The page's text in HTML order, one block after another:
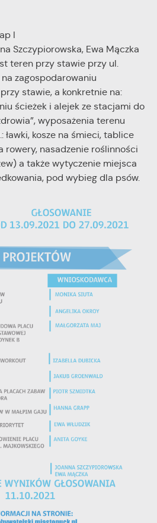
I
Szczypiorowska, Ewa Mączka
teren przy stawie przy ul.
zagospodarowaniu
stawie, a konkretnie na:
ścieżek i alejek ze stacjami do
wyposażenia terenu
ławki, kosze na śmieci, tablice
rowery, nasadzenie roślinności
a także wytyczenie miejsca
pod wybieg dla psów.